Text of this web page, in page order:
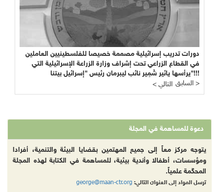
دورات تدريب إسرائيلية مصممة خصيصا للفلسطينيين العاملين
في القطاع الزراعي تحت إشراف وزارة الزراعة الإسرائيلية التي
يرأسها يائير شَمِير نائب ليبرمان رئيس "إسرائيل بيتنا"!!!
< التالي
السابق >
دعوة للمساهمة في المجلة
يتوجه مركز معاً إلى جميع المهتمين بقضايا البيئة والتنمية، أفرادا
ومؤسسات، أطفالا وأندية بيئية، للمساهمة في الكتابة لهذه المجلة
المحكّمة علمياً.
ترسل المواد إلى العنوان التالي: george@maan-ctr.org